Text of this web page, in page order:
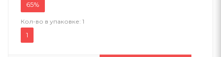
65%
Кол-во в упаковке: 1
1